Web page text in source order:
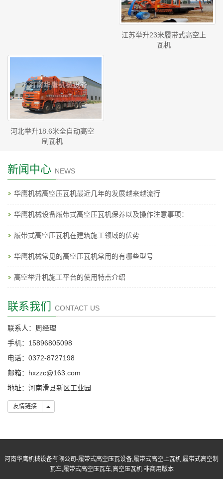
江苏举升23米履带式高空上
瓦机
河北举升18.6米全自动高空
制瓦机
新闻中心 NEWS
华鹰机械高空压瓦机最近几年的发展越来越流行
华鹰机械设备履带式高空压瓦机保养以及操作注意事项：
履带式高空压瓦机在建筑施工领域的优势
华鹰机械常见的高空压瓦机常用的有哪些型号
高空举升机施工平台的使用特点介绍
联系我们 CONTACT US
联系人：周经理
手机：15896805098
电话：0372-8727198
邮箱：hxzzc@163.com
地址：河南滑县新区工业园
友情链接
河南华鹰机械设备有限公司-履带式高空压瓦设备,履带式高空上瓦机,履带式高空制
瓦车,履带式高空压瓦车,高空压瓦机 非商用版本